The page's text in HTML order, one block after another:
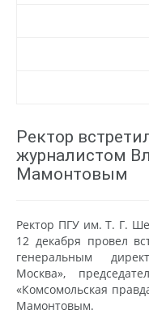
Ректор
журналистом
Мамонтовым
Ректор ПГУ им. Т. Г.
12 декабря провел
генеральным
Москва»,
«Комсомольская
Мамонтовым.